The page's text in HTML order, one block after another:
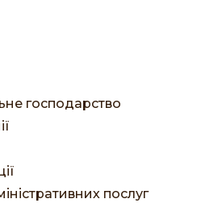
господарство
послуг